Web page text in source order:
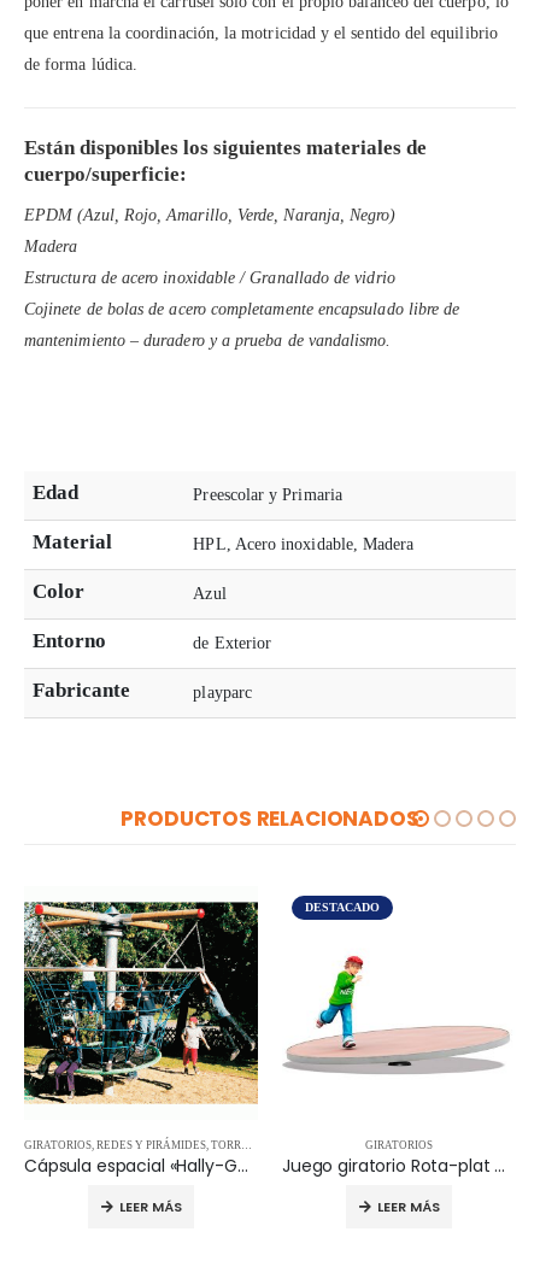
que entrena la coordinación, la motricidad y el sentido del equilibrio
de forma lúdica.
Están disponibles los siguientes materiales de
cuerpo/superficie:
EPDM (Azul, Rojo, Amarillo, Verde, Naranja, Negro)
Madera
Estructura de acero inoxidable / Granallado de vidrio
Cojinete de bolas de acero completamente encapsulado libre de
mantenimiento – duradero y a prueba de vandalismo.
Edad Preescolar y Primaria
Material HPL, Acero inoxidable, Madera
Color Azul
Entorno de Exterior
Fabricante playparc
PRODUCTOS RELACIONADOS
GIRATORIOS, REDES Y PIRÁMIDES, TORRES Y ESTRUCTURAS
Cápsula espacial «Hally-Gally» – 15.20.510
LEER MÁS
DESTACADO
GIRATORIOS
Juego giratorio Rota-plat 02.08.150
LEER MÁS